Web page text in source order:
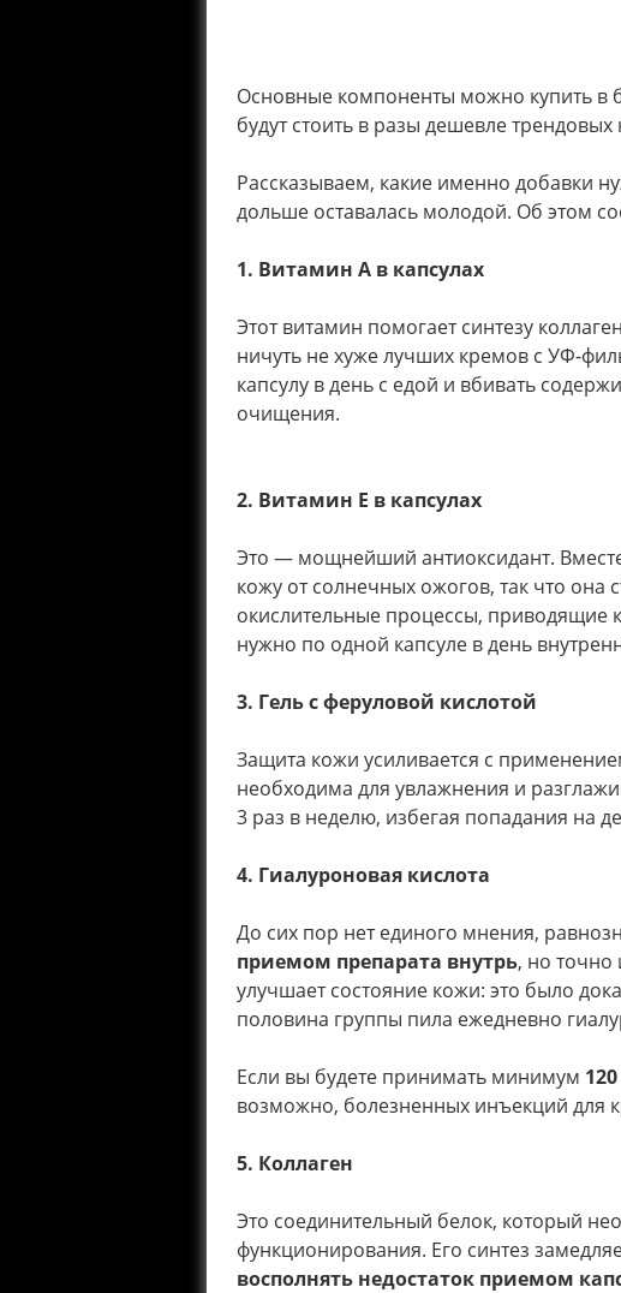
Основные компоненты можно купить в
будут стоить в разы дешевле
Рассказываем, какие именно добавки
дольше оставалась молодой. Об этом
1. Витамин А в капсулах
Этот витамин помогает синтезу
ничуть не хуже лучших кремов с УФ-
капсулу в день с едой и вбивать
очищения.
2. Витамин Е в капсулах
Это — мощнейший антиоксидант.
кожу от солнечных ожогов, так что она
окислительные процессы, приводящие
нужно по одной капсуле в день
3. Гель с феруловой кислотой
Защита кожи усиливается с
необходима для увлажнения и
3 раз в неделю, избегая попадания на
4. Гиалуроновая кислота
До сих пор нет единого мнения,
приемом препарата внутрь, но точно
улучшает состояние кожи: это было
половина группы пила ежедневно
Если вы будете принимать минимум
возможно, болезненных инъекций для
5. Коллаген
Это соединительный белок, который
функционирования. Его синтез
восполнять недостаток приемом